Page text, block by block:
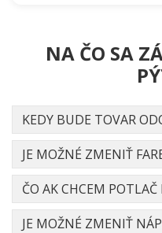
NA ČO SA
KEDY BUDE TOVAR
JE MOŽNÉ ZMENIŤ
ČO AK CHCEM
JE MOŽNÉ ZMENIŤ